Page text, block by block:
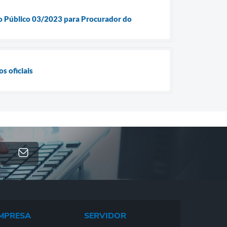
Público 03/2023 para Procurador do
oficiais
SERVIDOR